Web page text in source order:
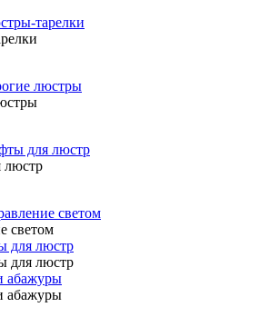
тарелки
люстры
для люстр
люстр
светом
светом
для люстр
для люстр
абажуры
абажуры